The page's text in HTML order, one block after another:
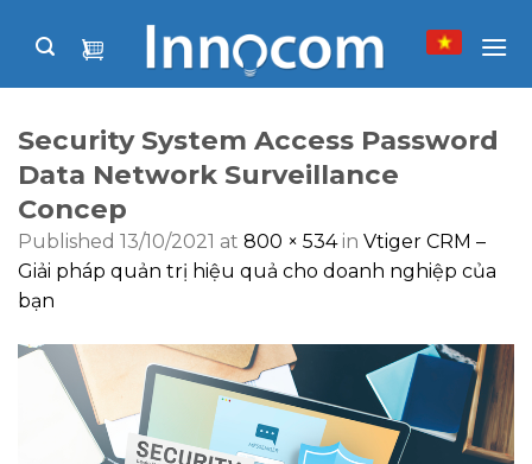
Security System Access Password
Data Network Surveillance
Concep
Published 13/10/2021 at 800 × 534in Vtiger CRM –
Giải pháp quản trị hiệu quả cho doanh nghiệp của
bạn